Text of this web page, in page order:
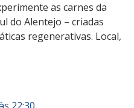
as carnes da
do Alentejo – criadas
regenerativas. Local,